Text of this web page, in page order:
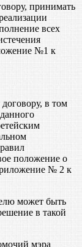
принимать
всех
№1 к
в том
положение о
№ 2 к
может быть
в такой
мэра